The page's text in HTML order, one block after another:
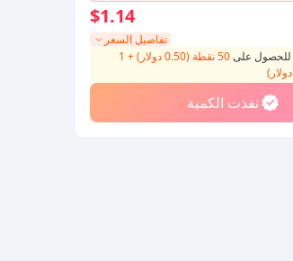
تفاصيل السعر
$1.14
للحصول على50 نقطة (0.50 دولار) +
1
دولار)
نفذت الكمية